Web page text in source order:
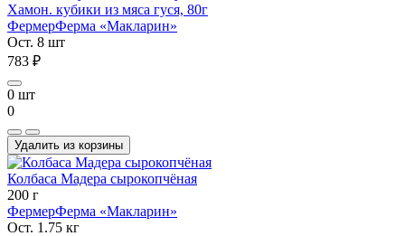
Хамон. кубики из мяса гуся, 80г
ФермерФерма «Макларин»
Ост. 8 шт
783 ₽
0 шт
0
Удалить из корзины
Колбаса Мадера сырокопчёная
200 г
ФермерФерма «Макларин»
Ост. 1.75 кг